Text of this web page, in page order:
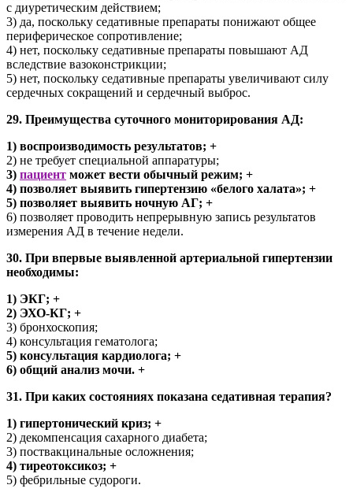
с диуретическим действием;
3) да, поскольку седативные препараты понижают общее
периферическое сопротивление;
4) нет, поскольку седативные препараты повышают АД
вследствие вазоконстрикции;
5) нет, поскольку седативные препараты увеличивают силу
сердечных сокращений и сердечный выброс.
29. Преимущества суточного мониторирования АД:
1) воспроизводимость результатов; +
2) не требует специальной аппаратуры;
3) пациент может вести обычный режим; +
4) позволяет выявить гипертензию «белого халата»; +
5) позволяет выявить ночную АГ; +
6) позволяет проводить непрерывную запись результатов
измерения АД в течение недели.
30. При впервые выявленной артериальной гипертензии
необходимы:
1) ЭКГ; +
2) ЭХО-КГ; +
3) бронхоскопия;
4) консультация гематолога;
5) консультация кардиолога; +
6) общий анализ мочи. +
31. При каких состояниях показана седативная терапия?
1) гипертонический криз; +
2) декомпенсация сахарного диабета;
3) поствакцинальные осложнения;
4) тиреотоксикоз; +
5) фебрильные судороги.